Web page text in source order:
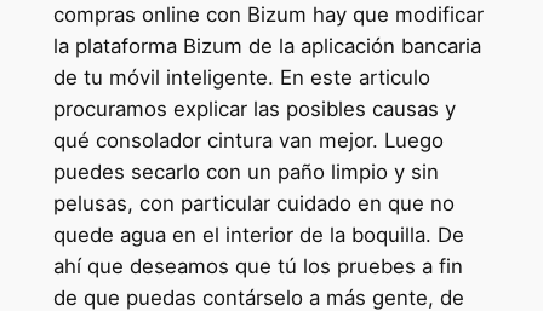
compras online con Bizum hay que modificar
la plataforma Bizum de la aplicación bancaria
de tu móvil inteligente. En este articulo
procuramos explicar las posibles causas y
qué consolador cintura van mejor. Luego
puedes secarlo con un paño limpio y sin
pelusas, con particular cuidado en que no
quede agua en el interior de la boquilla. De
ahí que deseamos que tú los pruebes a fin
de que puedas contárselo a más gente, de